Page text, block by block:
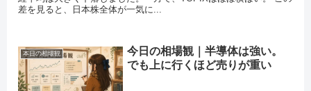
差を見ると、日本株全体が一気に...
本日の相場観
今日の相場観｜半導体は強い。
でも上に行くほど売りが重い